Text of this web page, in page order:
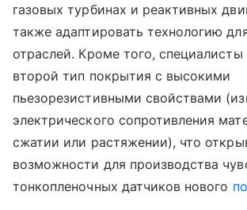
газовых турбинах и реактивных
также адаптировать технологию
отраслей. Кроме того, специалисты
второй тип покрытия с высокими
пьезорезистивными свойствами
электрического сопротивления
сжатии или растяжении), что
возможности для производства
тонкопленочных датчиков нового